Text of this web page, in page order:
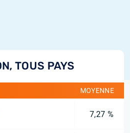
TOUS PAYS
MOYENNE
7,27 %